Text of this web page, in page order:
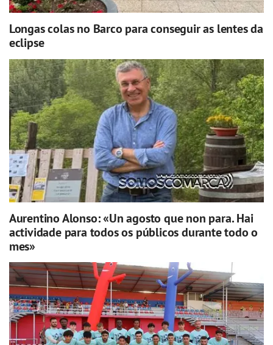
Longas colas no Barco para conseguir as lentes da
eclipse
Aurentino Alonso: «Un agosto que non para. Hai
actividade para todos os públicos durante todo o
mes»